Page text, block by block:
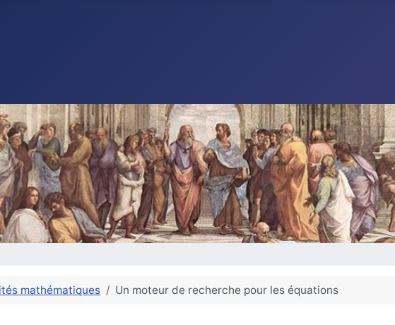
mathématiques Un moteur de recherche pour les équations